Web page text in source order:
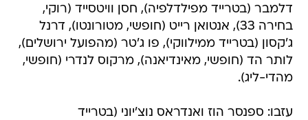
ג'קסון (בטרייד ממילווקי), פו ג'טר (מהפועל ירושלים),
לותר הד (חופשי, מאינדיאנה), מרקוס לנדרי (חופשי,
מהדי-ליג).
עזבו: ספנסר הוז ואנדראס נוצ'יוני (בטרייד
חופשיים), ג'ון ברוקמן (בטרייד למילווקי).